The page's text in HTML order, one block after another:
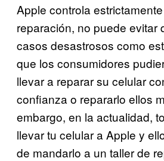
Apple controla
reparación, no puede evitar
casos desastrosos como
que los consumidores
llevar a reparar su celular
confianza o repararlo ellos
embargo, en la actualidad,
llevar tu celular a Apple y
de mandarlo a un taller de